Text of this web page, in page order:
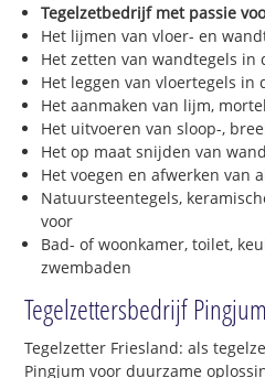
Tegelzetbedrijf met passie
Het lijmen van vloer- en
Het zetten van wandtegels in
Het leggen van vloertegels in
Het aanmaken van lijm,
Het uitvoeren van sloop-,
Het op maat snijden van
Het voegen en afwerken van
Natuursteentegels,
voor
Bad- of woonkamer, toilet,
zwembaden
Tegelzettersbedrijf Pingjum
Tegelzetter Friesland: als
Pingjum voor duurzame